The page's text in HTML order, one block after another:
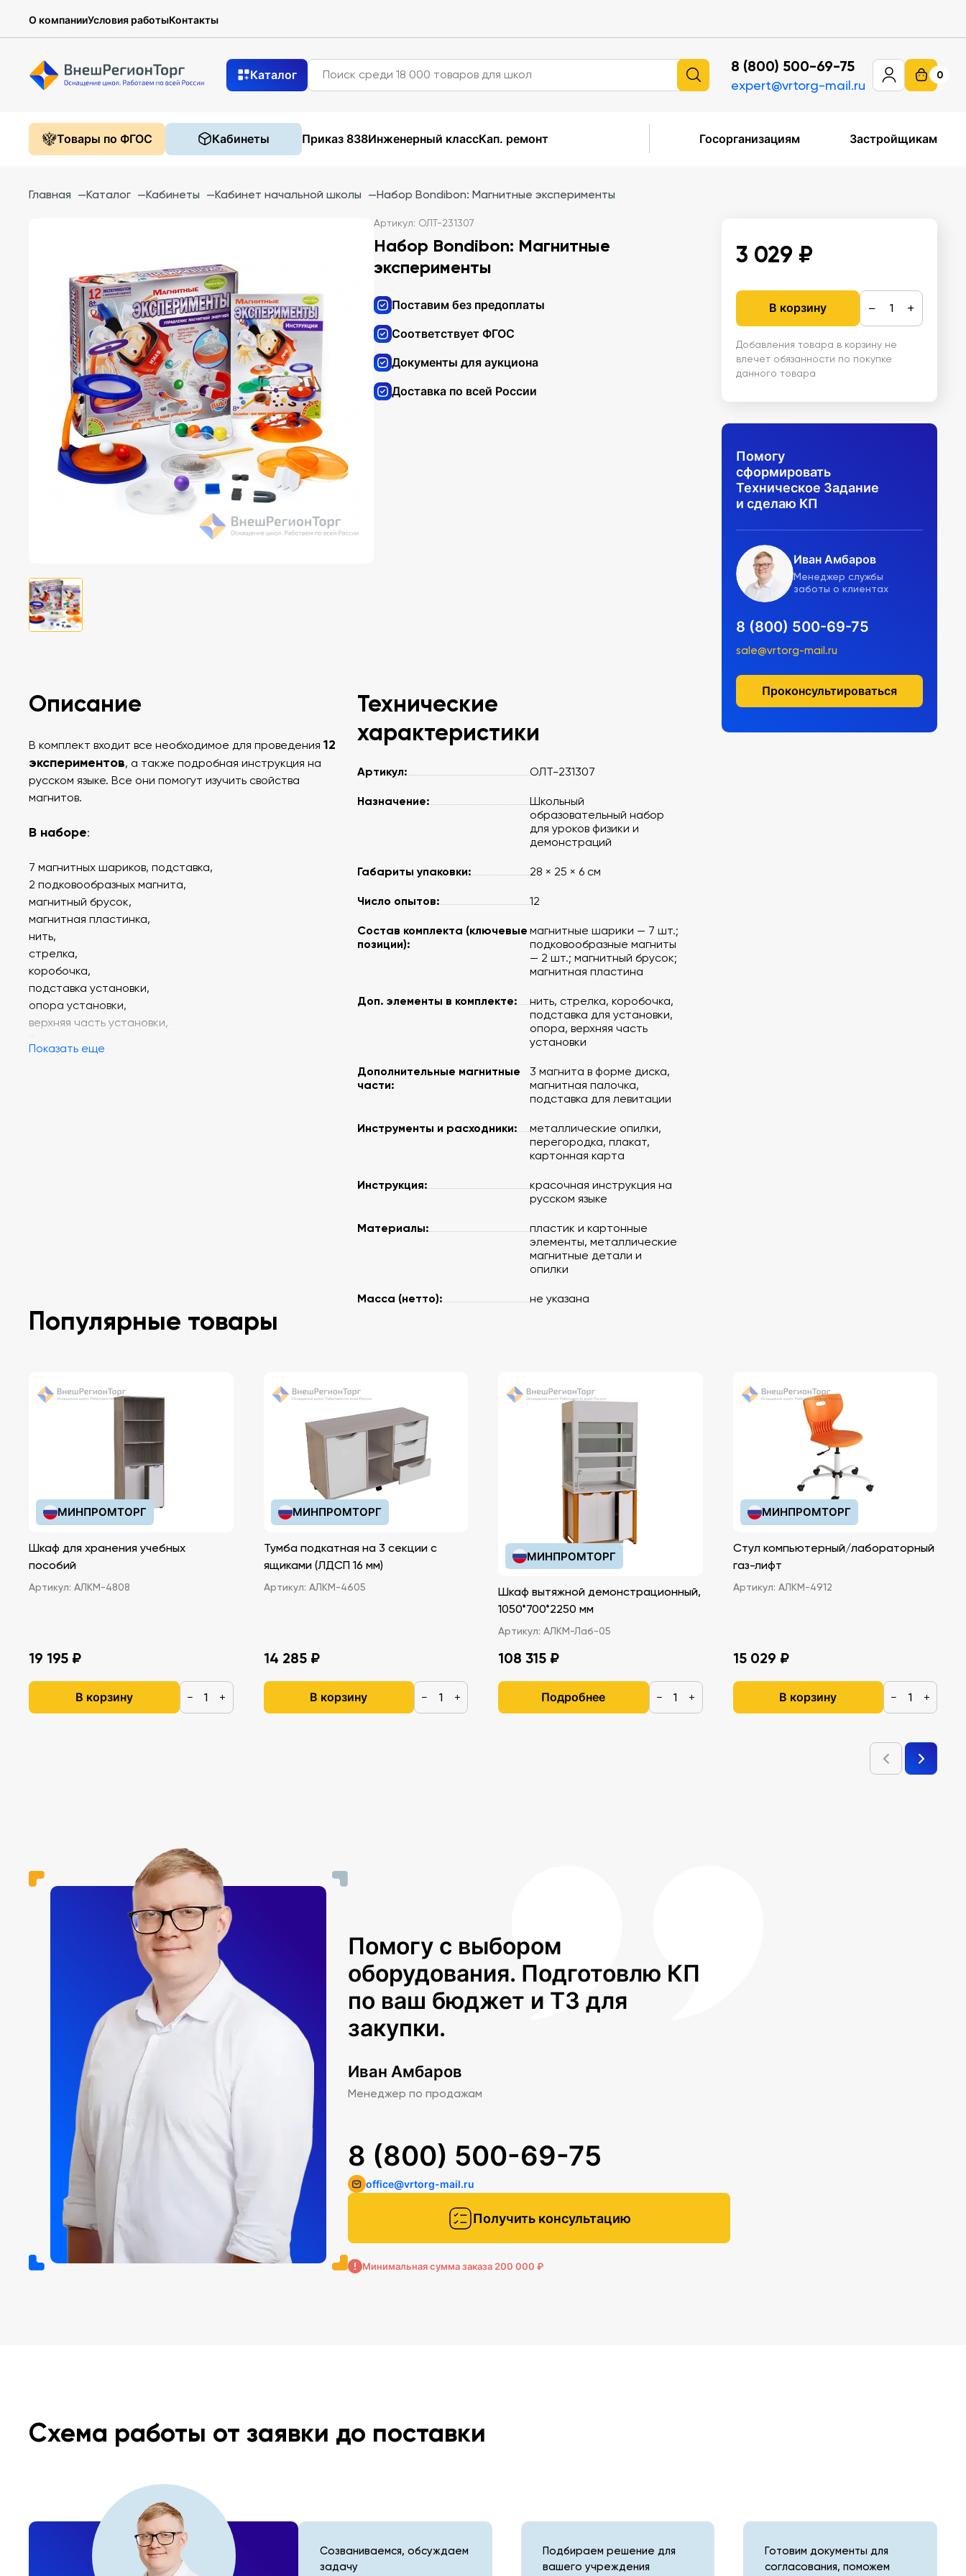
О компанииУсловия работыКонтакты
Каталог 8 (800) 500-69-75
expert@vrtorg-mail.ru
0
Товары по ФГОС Кабинеты Приказ 838Инженерный классКап. ремонт Госорганизациям Застройщикам
Главная —Каталог —Кабинеты —Кабинет начальной школы —Набор Bondibon: Магнитные эксперименты
Артикул: ОЛТ-231307
Набор Bondibon: Магнитные
эксперименты
Поставим без предоплаты
Соответствует ФГОС
Документы для аукциона
Доставка по всей России
3 029 ₽
В корзину − +
Добавления товара в корзину не
влечет обязанности по покупке
данного товара
Помогу
сформировать
Техническое Задание
и сделаю КП
Иван Амбаров
Менеджер службы
заботы о клиентах
8 (800) 500-69-75
sale@vrtorg-mail.ru
Проконсультироваться
Описание
В комплект входит все необходимое для проведения 12
экспериментов, а также подробная инструкция на
русском языке. Все они помогут изучить свойства
магнитов.
В наборе:
7 магнитных шариков, подставка,
2 подковообразных магнита,
магнитный брусок,
магнитная пластинка,
нить,
стрелка,
коробочка,
подставка установки,
опора установки,
верхняя часть установки,
магнитная палочка,
Показать еще
Технические
характеристики
Артикул: ОЛТ-231307
Назначение:
Школьный
образовательный набор
для уроков физики и
демонстраций
Габариты упаковки: 28 × 25 × 6 см
Число опытов: 12
Состав комплекта (ключевые
позиции):
магнитные шарики — 7 шт.;
подковообразные магниты
— 2 шт.; магнитный брусок;
магнитная пластина
Доп. элементы в комплекте:
нить, стрелка, коробочка,
подставка для установки,
опора, верхняя часть
установки
Дополнительные магнитные
части:
3 магнита в форме диска,
магнитная палочка,
подставка для левитации
Инструменты и расходники:
металлические опилки,
перегородка, плакат,
картонная карта
Инструкция:
красочная инструкция на
русском языке
Материалы:
пластик и картонные
элементы, металлические
магнитные детали и
опилки
Масса (нетто): не указана
Популярные товары
МИНПРОМТОРГ
Шкаф для хранения учебных
пособий
Артикул: АЛКМ-4808
19 195 ₽
В корзину − +
МИНПРОМТОРГ
Тумба подкатная на 3 секции с
ящиками (ЛДСП 16 мм)
Артикул: АЛКМ-4605
14 285 ₽
В корзину − +
МИНПРОМТОРГ
Шкаф вытяжной демонстрационный,
1050*700*2250 мм
Артикул: АЛКМ-Лаб-05
108 315 ₽
Подробнее − +
МИНПРОМТОРГ
Стул компьютерный/лабораторный
газ-лифт
Артикул: АЛКМ-4912
15 029 ₽
В корзину − +
Помогу с выбором
оборудования. Подготовлю КП
по ваш бюджет и ТЗ для
закупки.
Иван Амбаров
Менеджер по продажам
Получить консультацию
8 (800) 500-69-75
office@vrtorg-mail.ru
Минимальная сумма заказа 200 000 ₽
Схема работы от заявки до поставки
Созваниваемся, обсуждаем
задачу
Подбираем решение для
вашего учреждения
Готовим документы для
согласования, поможем